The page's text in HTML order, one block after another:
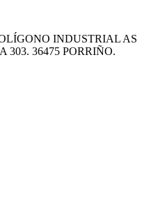
INDUSTRIAL AS
303. 36475 PORRIÑO.